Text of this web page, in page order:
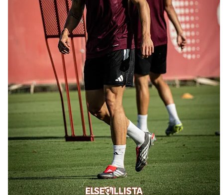
Oso es el siguiente en la lista para salir
Banquillos confirmados: así queda la cantera del
Sevilla Femenino para la 2026/27
Celta y Rayo agitan el mercado de La Liga
Previa | El Sevilla FC cierra la pretemporada con el
exigente choque ante el Bayer Leverkusen